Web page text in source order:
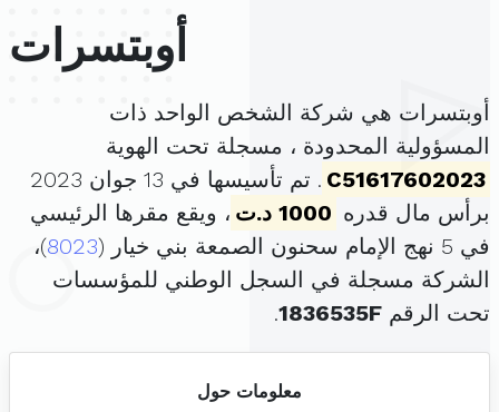
أوبتسرات
أوبتسرات هي شركة الشخص الواحد ذات
المسؤولية المحدودة ، مسجلة تحت الهوية
C51617602023
. تم تأسيسها في 13 جوان 2023
برأس مال قدره 1000 د.ت
، ويقع مقرها الرئيسي
في 5 نهج الإمام سحنون الصمعة بني خيار (
8023)،
الشركة مسجلة في السجل الوطني للمؤسسات
تحت الرقم 1836535F
.
معلومات حول